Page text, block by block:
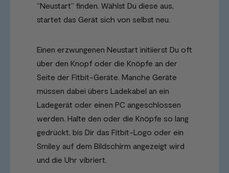
“Neustart” finden. Wählst Du diese aus,
startet das Gerät sich von selbst neu.
Einen erzwungenen Neustart initiierst Du oft
über den Knopf oder die Knöpfe an der
Seite der Fitbit-Geräte. Manche Geräte
müssen dabei übers Ladekabel an ein
Ladegerät oder einen PC angeschlossen
werden. Halte den oder die Knöpfe so lang
gedrückt, bis Dir das Fitbit-Logo oder ein
Smiley auf dem Bildschirm angezeigt wird
und die Uhr vibriert.